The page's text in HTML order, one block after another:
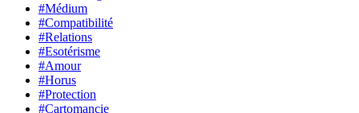
#Médium
#Compatibilité
#Relations
#Esotérisme
#Amour
#Horus
#Protection
#Cartomancie